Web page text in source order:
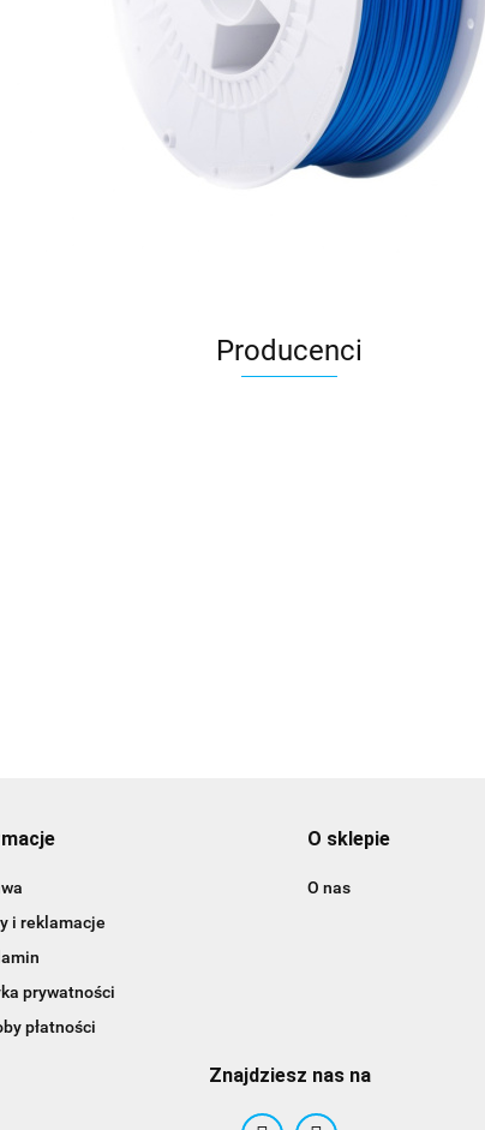
Producenci
i reklamacje
prywatności
płatności
O sklepie
O nas
Znajdziesz nas na